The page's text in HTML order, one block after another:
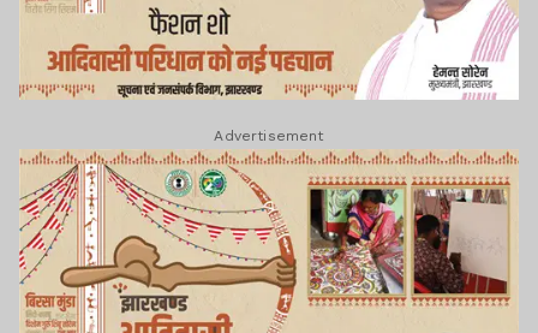
Advertisement